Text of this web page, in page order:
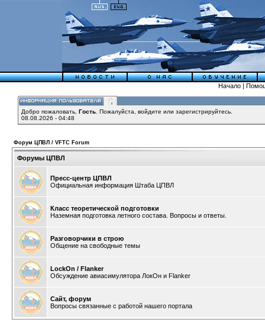
Начало |
Добро пожаловать, Гость . Пожалуйста, войдите или зарегистрируйтесь
08.08.2026 - 04:48
Форум ЦПВЛ / VFTC Forum
Форумы ЦПВЛ
Пресс-центр ЦПВЛ
Официальная информация Штаба ЦПВЛ
Класс теоретической подготовки
Наземная подготовка летного состава. Вопросы и ответы.
Разговорчики в строю
Общение на свободные темы
LockOn / Flanker
Обсуждение авиасимулятора ЛокОн и Flanker
Сайт, форум
Вопросы связанные с работой нашего портала